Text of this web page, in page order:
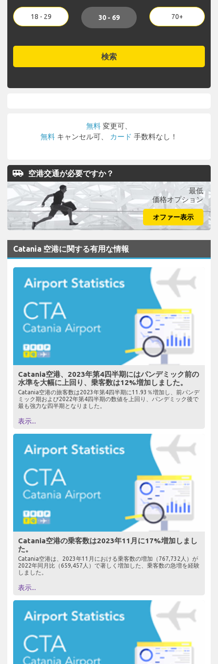
18 - 29 30 - 69 70+
検索
無料 変更可、
無料 キャンセル可、 カード 手数料なし！
airport_shuttle 空港交通が必要ですか？
最低
価格オプション
オファー表示
Catania 空港に関する有用な情報
Catania空港、2023年第4四半期にはパンデミック前の
水準を大幅に上回り、乗客数は12%増加しました。
Catania空港の旅客数は2023年第4四半期に11.93％増加し、前パンデ
ミック期および2022年第4四半期の数値を上回り、パンデミック後で
最も強力な四半期となりました。
表示...
Catania空港の乗客数は2023年11月に17%増加しまし
た。
Catania空港は、2023年11月における乗客数の増加（767,732人）が
2022年同月比（659,457人）で著しく増加した、乗客数の急増を経験
しました。
表示...